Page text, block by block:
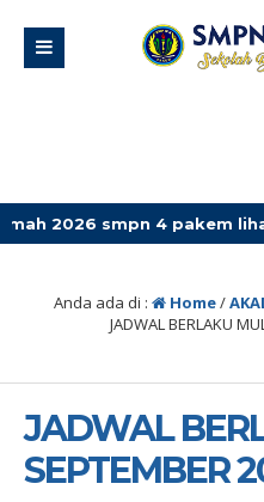
4 pakem lihat
Anda ada di : Home/
JADWAL BERLAKU
JADWAL
SEPTEMBER